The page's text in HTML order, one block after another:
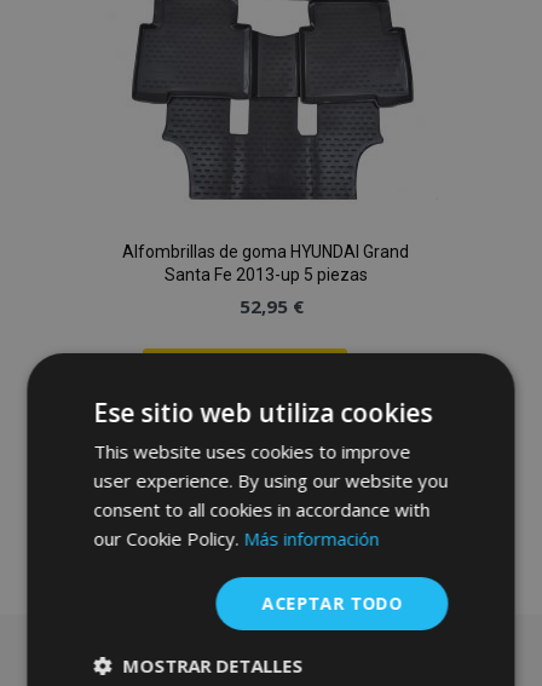
Alfombrillas de goma HYUNDAI Grand
Santa Fe 2013-up 5 piezas
52,95 €
Añadir
a la
Lista
Deseos
Ese sitio web utiliza cookies
This website uses cookies to improve
user experience. By using our website you
consent to all cookies in accordance with
our Cookie Policy. Más información
ACEPTAR TODO
MOSTRAR DETALLES